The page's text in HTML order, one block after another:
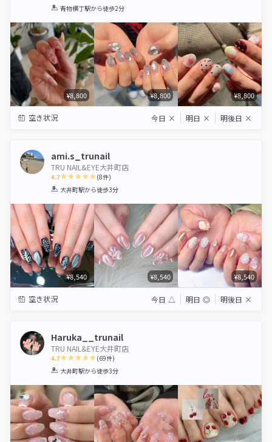
1 2 3 4 5
青物横丁駅から徒歩2分
¥8,800 ¥8,800 ¥8,800
空き状況 今日 × 明日 × 明後日 ×
ami.s_trunail
TRU NAIL&EYE大井町店
4.7
1 2 3 4 5
(8件)
大井町駅から徒歩3分
¥8,540 ¥8,540 ¥8,540
空き状況 今日 △ 明日 ◎ 明後日 ×
Haruka__trunail
TRU NAIL&EYE大井町店
4.7
1 2 3 4 5
(69件)
大井町駅から徒歩3分